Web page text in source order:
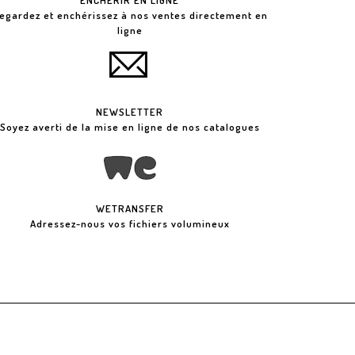
et enchérissez à nos ventes directement en
ligne
NEWSLETTER
Soyez averti de la mise en ligne de nos catalogues
WETRANSFER
Adressez-nous vos fichiers volumineux